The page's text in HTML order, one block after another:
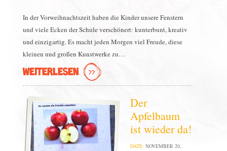
In der Vorweihnachtszeit haben die Kinder unsere Fenstern
und viele Ecken der Schule verschönert: kunterbunt, kreativ
und einzigartig. Es macht jeden Morgen viel Freude, diese
kleinen und großen Kunstwerke zu…
WEITERLESEN
Der
Apfelbaum
ist wieder da!
DATE: NOVEMBER 20,